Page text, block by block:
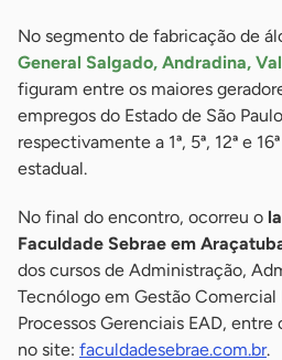
No segmento de fabricação de
General Salgado, Andradina,
figuram entre os maiores
empregos do Estado de São
respectivamente a 1ª, 5ª, 12ª e
estadual.
No final do encontro, ocorreu o
Faculdade Sebrae em
dos cursos de Administração,
Tecnólogo em Gestão Comercial
Processos Gerenciais EAD,
no site: faculdadesebrae.com.br.